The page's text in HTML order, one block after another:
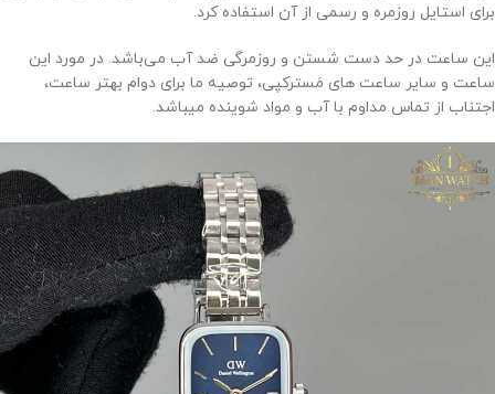
برای استایل روزمره و رسمی از آن استفاده کرد.
این ساعت در حد دست شستن و روزمرگی ضد آب می‌باشد. در مورد این
ساعت و سایر ساعت های مَسترکپی، توصیه ما برای دوام بهتر ساعت،
اجتناب از تماس مداوم با آب و مواد شوینده میباشد.